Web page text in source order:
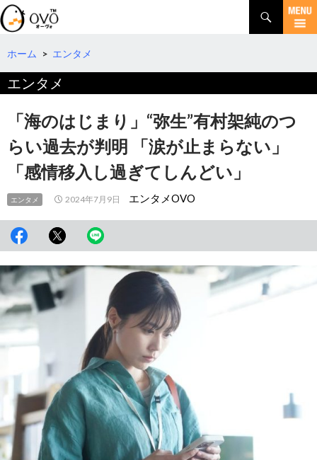
検
索
コ
テ
へ
ホーム > エンタメ
エンタメ
「海のはじまり」“弥生”有村架純のつ
らい過去が判明 「涙が止まらない」
「感情移入し過ぎてしんどい」
エンタメ 2024年7月9日 エンタメOVO